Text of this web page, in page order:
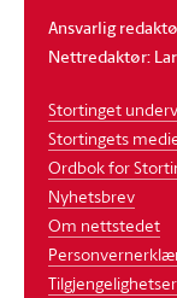
Ansvarlig
Nettredaktør:
Stortinget
Stortingets
Ordbok for
Nyhetsbrev
Om nettstedet